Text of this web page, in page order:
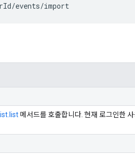
/events/import
메서드를 호출합니다. 현재 로그인한